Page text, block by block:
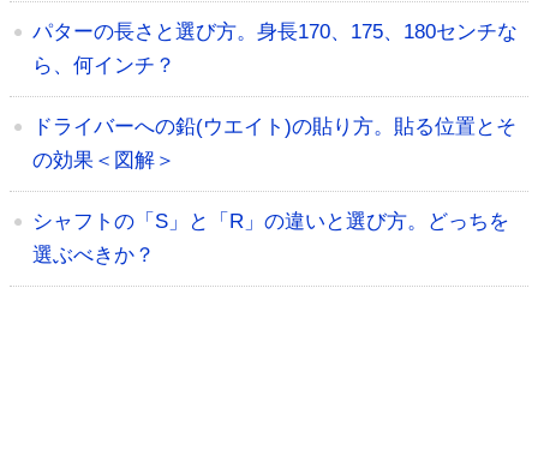
パターの長さと選び方。身長170、175、180センチな
ら、何インチ？
ドライバーへの鉛(ウエイト)の貼り方。貼る位置とそ
の効果＜図解＞
シャフトの「S」と「R」の違いと選び方。どっちを
選ぶべきか？